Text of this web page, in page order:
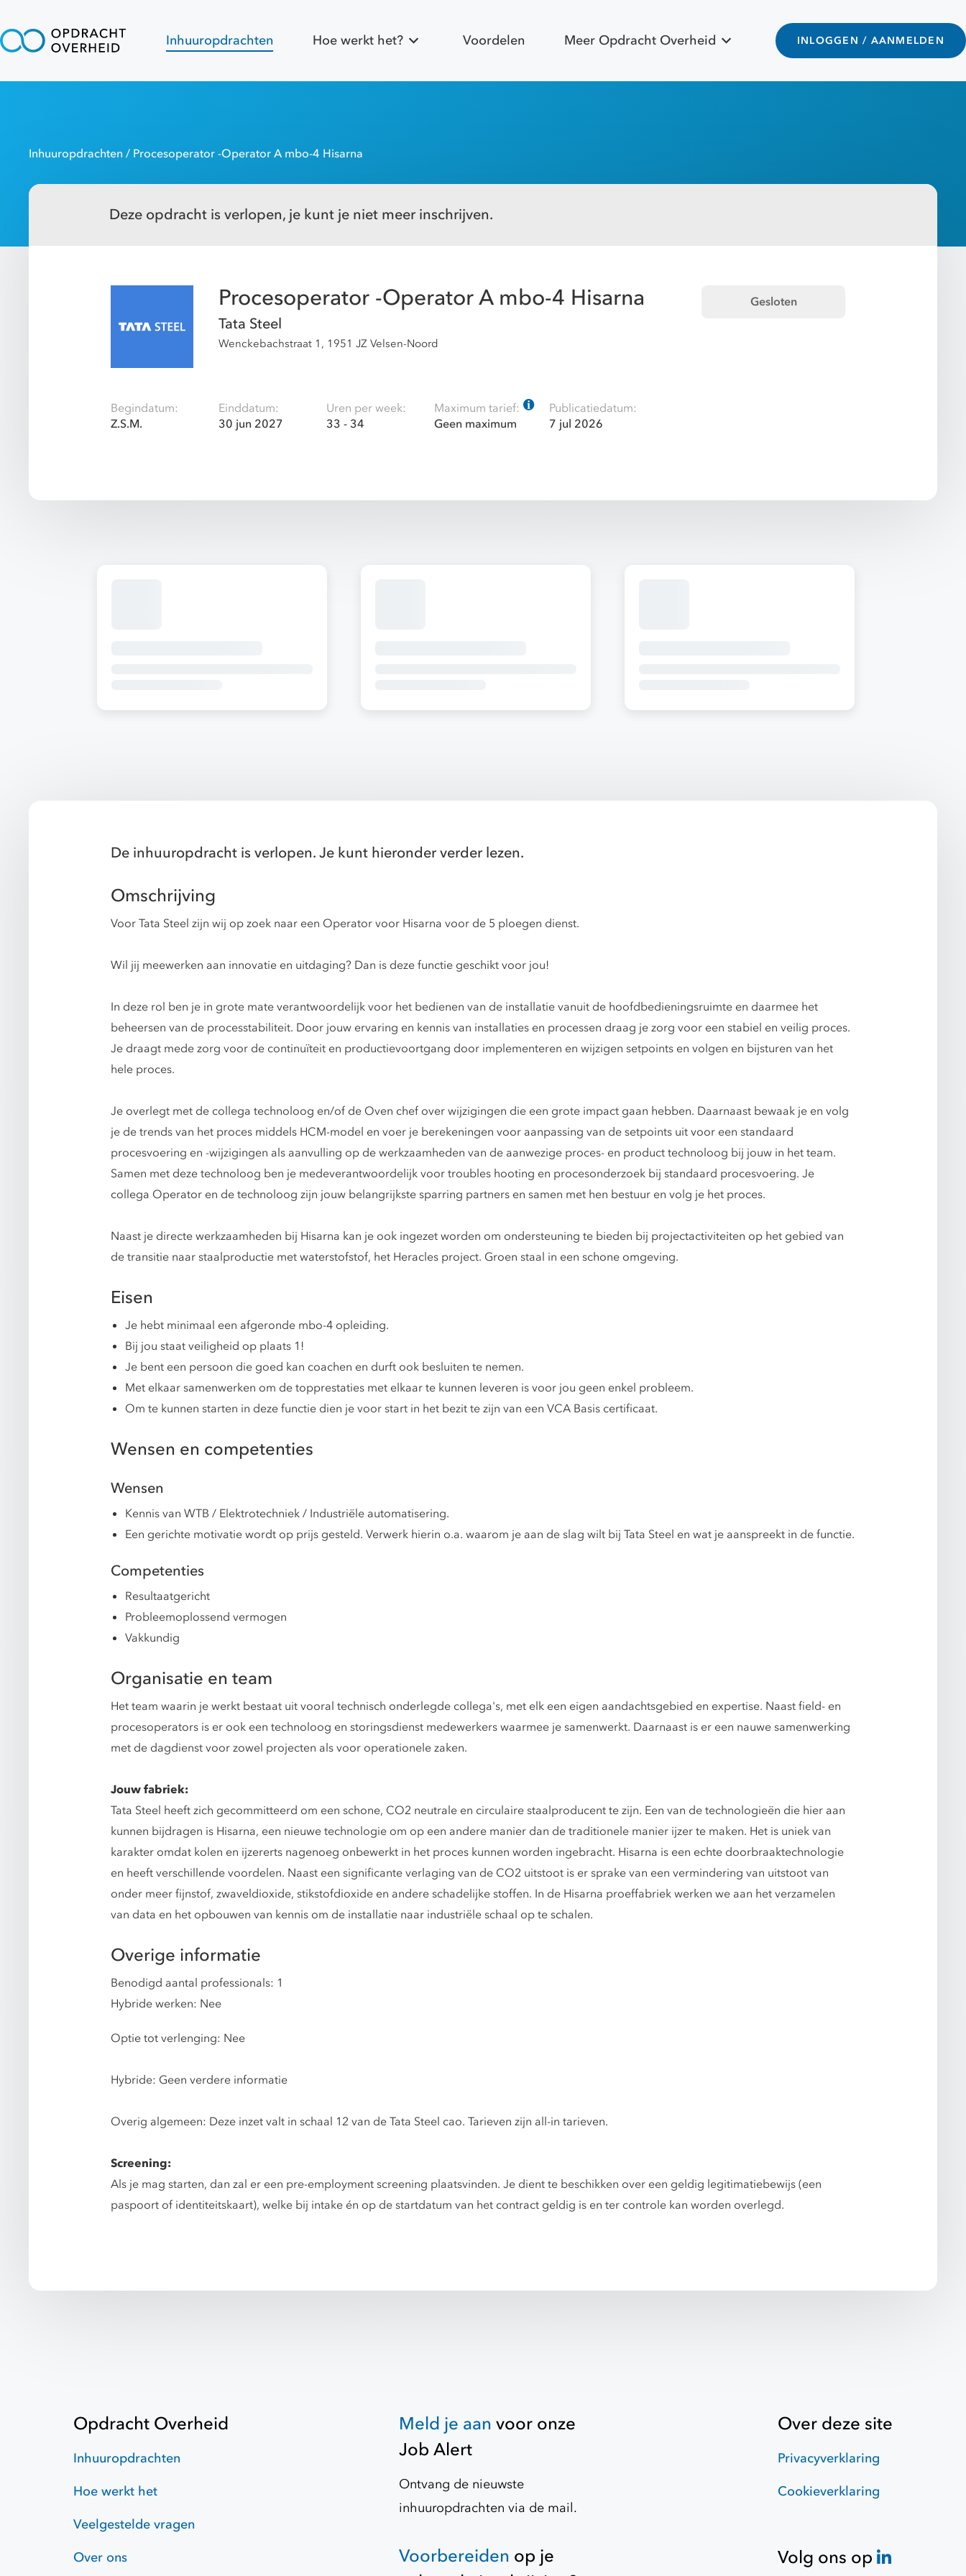
Inhuuropdrachten Hoe werkt het? Voordelen Meer Opdracht Overheid INLOGGEN / AANMELDEN
Inhuuropdrachten / Procesoperator -Operator A mbo-4 Hisarna
Deze opdracht is verlopen, je kunt je niet meer inschrijven.
Procesoperator -Operator A mbo-4 Hisarna
Tata Steel
Wenckebachstraat 1, 1951 JZ Velsen-Noord
Gesloten
Begindatum:
Z.S.M.
Einddatum:
30 jun 2027
Uren per week:
33 - 34
Maximum tarief:
Geen maximum
Publicatiedatum:
7 jul 2026
De inhuuropdracht is verlopen. Je kunt hieronder verder lezen.
Omschrijving
Voor Tata Steel zijn wij op zoek naar een Operator voor Hisarna voor de 5 ploegen dienst.
Wil jij meewerken aan innovatie en uitdaging? Dan is deze functie geschikt voor jou!
In deze rol ben je in grote mate verantwoordelijk voor het bedienen van de installatie vanuit de hoofdbedieningsruimte en daarmee het
beheersen van de processtabiliteit. Door jouw ervaring en kennis van installaties en processen draag je zorg voor een stabiel en veilig proces.
Je draagt mede zorg voor de continuïteit en productievoortgang door implementeren en wijzigen setpoints en volgen en bijsturen van het
hele proces.
Je overlegt met de collega technoloog en/of de Oven chef over wijzigingen die een grote impact gaan hebben. Daarnaast bewaak je en volg
je de trends van het proces middels HCM-model en voer je berekeningen voor aanpassing van de setpoints uit voor een standaard
procesvoering en -wijzigingen als aanvulling op de werkzaamheden van de aanwezige proces- en product technoloog bij jouw in het team.
Samen met deze technoloog ben je medeverantwoordelijk voor troubles hooting en procesonderzoek bij standaard procesvoering. Je
collega Operator en de technoloog zijn jouw belangrijkste sparring partners en samen met hen bestuur en volg je het proces.
Naast je directe werkzaamheden bij Hisarna kan je ook ingezet worden om ondersteuning te bieden bij projectactiviteiten op het gebied van
de transitie naar staalproductie met waterstofstof, het Heracles project. Groen staal in een schone omgeving.
Eisen
Je hebt minimaal een afgeronde mbo-4 opleiding.
Bij jou staat veiligheid op plaats 1!
Je bent een persoon die goed kan coachen en durft ook besluiten te nemen.
Met elkaar samenwerken om de topprestaties met elkaar te kunnen leveren is voor jou geen enkel probleem.
Om te kunnen starten in deze functie dien je voor start in het bezit te zijn van een VCA Basis certificaat.
Wensen en competenties
Wensen
Kennis van WTB / Elektrotechniek / Industriële automatisering.
Een gerichte motivatie wordt op prijs gesteld. Verwerk hierin o.a. waarom je aan de slag wilt bij Tata Steel en wat je aanspreekt in de functie.
Competenties
Resultaatgericht
Probleemoplossend vermogen
Vakkundig
Organisatie en team
Het team waarin je werkt bestaat uit vooral technisch onderlegde collega's, met elk een eigen aandachtsgebied en expertise. Naast field- en
procesoperators is er ook een technoloog en storingsdienst medewerkers waarmee je samenwerkt. Daarnaast is er een nauwe samenwerking
met de dagdienst voor zowel projecten als voor operationele zaken.
Jouw fabriek:
Tata Steel heeft zich gecommitteerd om een schone, CO2 neutrale en circulaire staalproducent te zijn. Een van de technologieën die hier aan
kunnen bijdragen is Hisarna, een nieuwe technologie om op een andere manier dan de traditionele manier ijzer te maken. Het is uniek van
karakter omdat kolen en ijzererts nagenoeg onbewerkt in het proces kunnen worden ingebracht. Hisarna is een echte doorbraaktechnologie
en heeft verschillende voordelen. Naast een significante verlaging van de CO2 uitstoot is er sprake van een vermindering van uitstoot van
onder meer fijnstof, zwaveldioxide, stikstofdioxide en andere schadelijke stoffen. In de Hisarna proeffabriek werken we aan het verzamelen
van data en het opbouwen van kennis om de installatie naar industriële schaal op te schalen.
Overige informatie
Benodigd aantal professionals: 1
Hybride werken: Nee
Optie tot verlenging: Nee
Hybride: Geen verdere informatie
Overig algemeen: Deze inzet valt in schaal 12 van de Tata Steel cao. Tarieven zijn all-in tarieven.
Screening:
Als je mag starten, dan zal er een pre-employment screening plaatsvinden. Je dient te beschikken over een geldig legitimatiebewijs (een
paspoort of identiteitskaart), welke bij intake én op de startdatum van het contract geldig is en ter controle kan worden overlegd.
Opdracht Overheid
Inhuuropdrachten
Hoe werkt het
Veelgestelde vragen
Over ons
Meld je aan voor onze
Job Alert
Ontvang de nieuwste
inhuuropdrachten via de mail.
Voorbereiden op je
Over deze site
Privacyverklaring
Cookieverklaring
Volg ons op